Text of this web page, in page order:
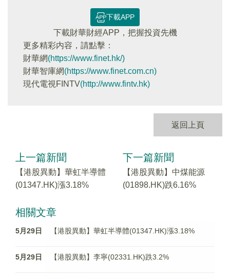
下載APP
下載財華財經APP，把握投資先機
更多精彩内容，請點擊：
財華網(https://www.finet.hk/)
財華智庫網(https://www.finet.com.cn)
現代電視FINTV(http://www.fintv.hk)
返回上頁
上一篇新聞
【港股異動】華虹半導體
(01347.HK)漲3.18%
下一篇新聞
【港股異動】中煤能源
(01898.HK)跌6.16%
相關文章
5月29日 【港股異動】華虹半導體(01347.HK)漲3.18%
5月29日 【港股異動】李寧(02331.HK)跌3.2%